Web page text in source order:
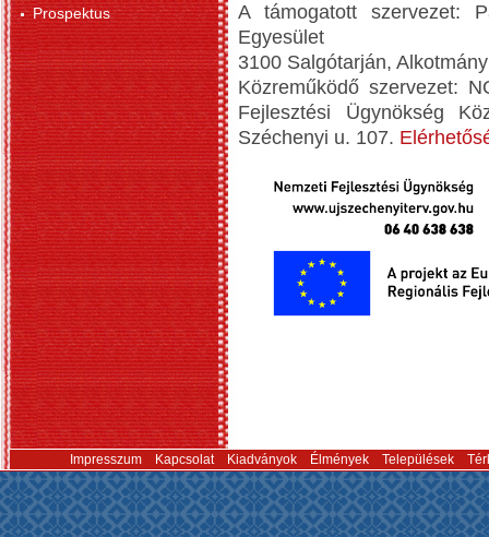
Prospektus
A támogatott szervezet:
Egyesület
3100 Salgótarján,
Közreműködő szervezet:
Fejlesztési Ügynökség
Széchenyi u. 107.
Impresszum Kapcsolat Kiadványok Élmények Települések